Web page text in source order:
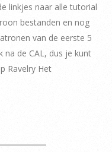
linkjes naar alle tutorial
bestanden en nog
van de eerste 5
na de CAL, dus je kunt
Ravelry Het